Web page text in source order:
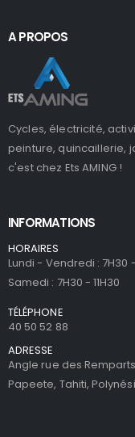
A PROPOS
Cycles, électricité,
peinture, quincaillerie,
c'est chez Ets AMING !
INFORMATIONS
HORAIRES
Lundi - Vendredi : 7H30
Samedi : 7H30 - 11H30
TÉLÉPHONE
40 50 52 88
ADRESSE
Angle rue des
Papeete, Tahiti,